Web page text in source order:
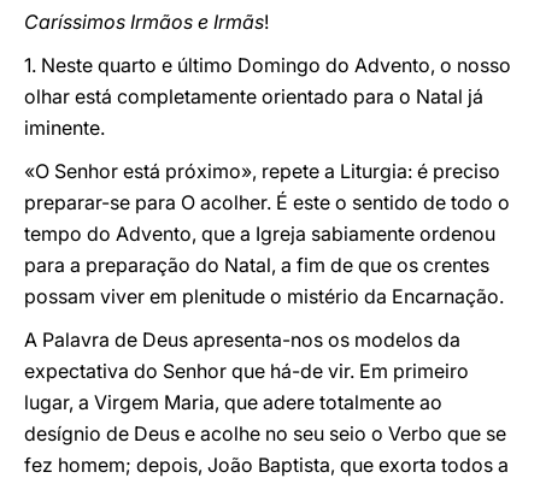
Caríssimos Irmãos e Irmãs!
1. Neste quarto e último Domingo do Advento, o nosso
olhar está completamente orientado para o Natal já
iminente.
«O Senhor está próximo», repete a Liturgia: é preciso
preparar-se para O acolher. É este o sentido de todo o
tempo do Advento, que a Igreja sabiamente ordenou
para a preparação do Natal, a fim de que os crentes
possam viver em plenitude o mistério da Encarnação.
A Palavra de Deus apresenta-nos os modelos da
expectativa do Senhor que há-de vir. Em primeiro
lugar, a Virgem Maria, que adere totalmente ao
desígnio de Deus e acolhe no seu seio o Verbo que se
fez homem; depois, João Baptista, que exorta todos a